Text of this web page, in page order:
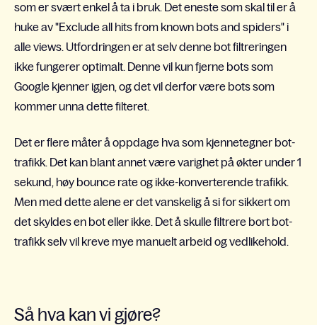
som er svært enkel å ta i bruk. Det eneste som skal til er å
huke av "Exclude all hits from known bots and spiders" i
alle views. Utfordringen er at selv denne bot filtreringen
ikke fungerer optimalt. Denne vil kun fjerne bots som
Google kjenner igjen, og det vil derfor være bots som
kommer unna dette filteret.
Det er flere måter å oppdage hva som kjennetegner bot-
trafikk. Det kan blant annet være varighet på økter under 1
sekund, høy bounce rate og ikke-konverterende trafikk.
Men med dette alene er det vanskelig å si for sikkert om
det skyldes en bot eller ikke. Det å skulle filtrere bort bot-
trafikk selv vil kreve mye manuelt arbeid og vedlikehold.
Så hva kan vi gjøre?